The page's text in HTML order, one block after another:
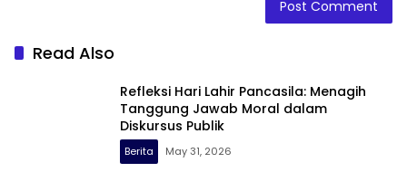
Read Also
Refleksi Hari Lahir Pancasila: Menagih
Tanggung Jawab Moral dalam
Diskursus Publik
Berita May 31, 2026